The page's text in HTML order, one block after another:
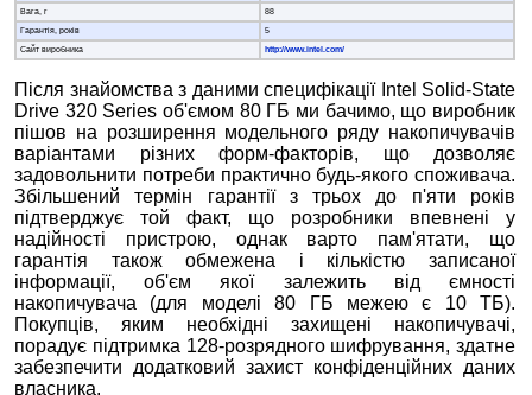
Вага, г
88
Гарантія, років
5
Сайт виробника
http://www.intel.com/
Після знайомства з даними специфікації Intel Solid-State
Drive 320 Series об'ємом 80 ГБ ми бачимо, що виробник
пішов на розширення модельного ряду накопичувачів
варіантами різних форм-факторів, що дозволяє
задовольнити потреби практично будь-якого споживача.
Збільшений термін гарантії з трьох до п'яти років
підтверджує той факт, що розробники впевнені у
надійності пристрою, однак варто пам'ятати, що
гарантія також обмежена і кількістю записаної
інформації, об'єм якої залежить від ємності
накопичувача (для моделі 80 ГБ межею є 10 ТБ).
Покупців, яким необхідні захищені накопичувачі,
порадує підтримка 128-розрядного шифрування, здатне
забезпечити додатковий захист конфіденційних даних
власника.